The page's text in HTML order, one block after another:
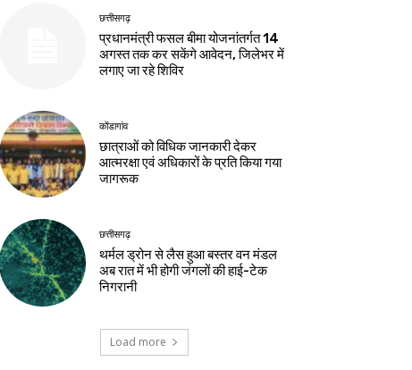
छत्तीसगढ़
प्रधानमंत्री फसल बीमा योजनांतर्गत 14
अगस्त तक कर सकेंगे आवेदन, जिलेभर में
लगाए जा रहे शिविर
कोंडागांव
छात्राओं को विधिक जानकारी देकर
आत्मरक्षा एवं अधिकारों के प्रति किया गया
जागरूक
छत्तीसगढ़
थर्मल ड्रोन से लैस हुआ बस्तर वन मंडल
अब रात में भी होगी जंगलों की हाई-टेक
निगरानी
Load more